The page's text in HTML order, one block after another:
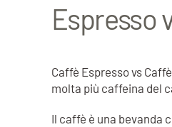
Espresso
Caffè Espresso vs
molta più caffeina del
Il caffè è una bevanda